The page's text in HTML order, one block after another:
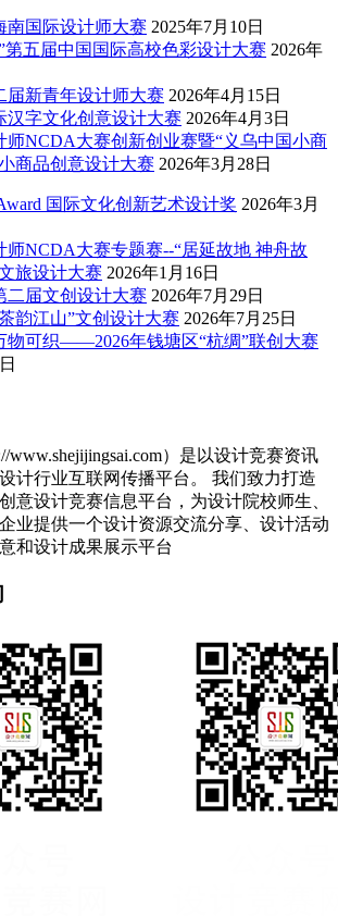
南国际设计师大赛 2025年7月10日
第五届中国国际高校色彩设计大赛 2026年
届新青年设计师大赛 2026年4月15日
汉字文化创意设计大赛 2026年4月3日
师NCDA大赛创新创业赛暨“义乌中国小商
商品创意设计大赛 2026年3月28日
国际文化创新艺术设计奖 2026年3月
师NCDA大赛专题赛--“居延故地 神舟故
旅设计大赛 2026年1月16日
二届文创设计大赛 2026年7月29日
韵江山”文创设计大赛 2026年7月25日
物可织——2026年钱塘区“杭绸”联创大赛
www.shejijingsai.com）是以设计竞赛资讯
计行业互联网传播平台。 我们致力打造
意设计竞赛信息平台，为设计院校师生、
业提供一个设计资源交流分享、设计活动
和设计成果展示平台